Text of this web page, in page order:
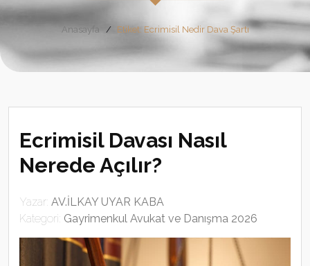
Anasayfa Etiket: Ecrimisil Nedir Dava Şartı
Ecrimisil Davası Nasıl
Nerede Açılır?
Yazar: AV.İLKAY UYAR KABA
Kategori: Gayrimenkul Avukat ve Danışma 2026